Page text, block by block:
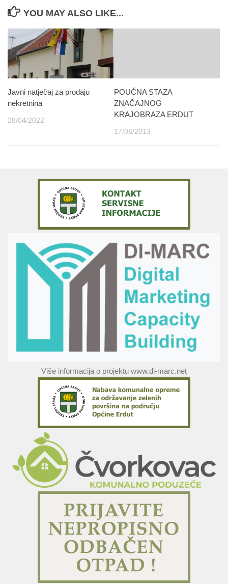
YOU MAY ALSO LIKE...
Javni natječaj za prodaju
nekretnina
28/04/2022
POUČNA STAZA
ZNAČAJNOG
KRAJOBRAZA ERDUT
17/06/2013
Više informacija o projektu www.di-marc.net